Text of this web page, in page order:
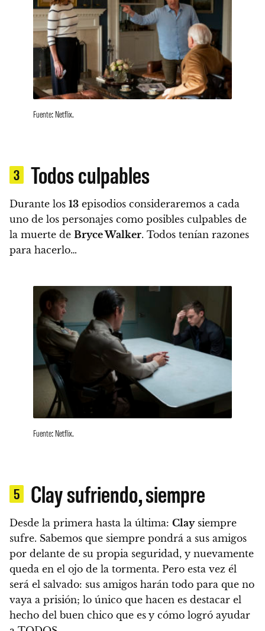
Fuente: Netflix.
3 Todos culpables
Durante los 13 episodios consideraremos a cada
uno de los personajes como posibles culpables de
la muerte de Bryce Walker. Todos tenían razones
para hacerlo…
Fuente: Netflix.
5 Clay sufriendo, siempre
Desde la primera hasta la última: Claysiempre
sufre. Sabemos que siempre pondrá a sus amigos
por delante de su propia seguridad, y nuevamente
queda en el ojo de la tormenta. Pero esta vez él
será el salvado: sus amigos harán todo para que no
vaya a prisión; lo único que hacen es destacar el
hecho del buen chico que es y cómo logró ayudar